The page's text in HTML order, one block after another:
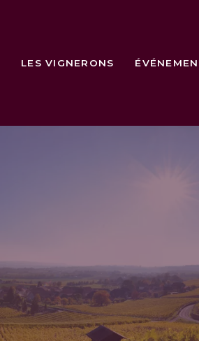
LES VIGNERONS